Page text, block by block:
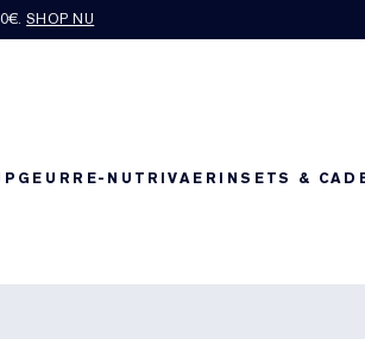
SHOP NU
GEUR RE-NUTRIVAERINSETS &